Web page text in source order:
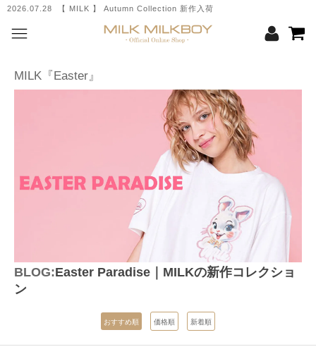
2026.07.28 【 MILK 】 Autumn Collection 新作入荷
MILK『Easter』
BLOG:Easter Paradise｜MILKの新作コレクショ
ン
おすすめ順 価格順 新着順